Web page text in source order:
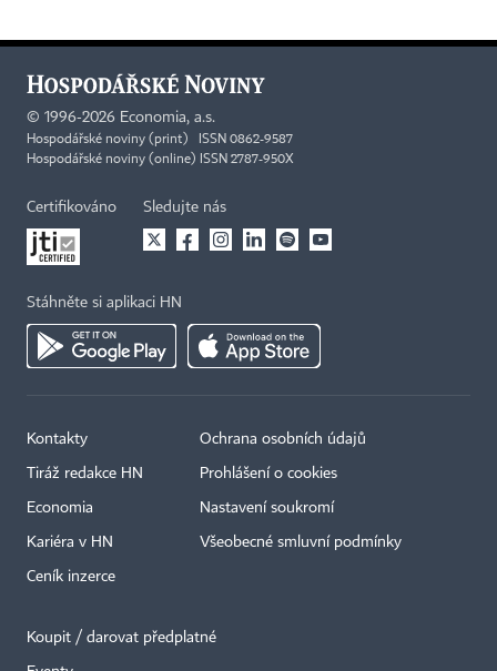
© 1996-2026 Economia, a.s.
Hospodářské noviny (print) ISSN 0862-9587
Hospodářské noviny (online) ISSN 2787-950X
Certifikováno Sledujte nás
Stáhněte si aplikaci HN
Kontakty
Tiráž redakce HN
Economia
Kariéra v HN
Ceník inzerce
Ochrana osobních údajů
Prohlášení o cookies
Nastavení soukromí
Všeobecné smluvní podmínky
Koupit / darovat předplatné